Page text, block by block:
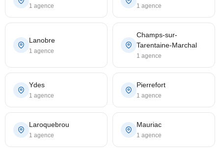
1 agence 1 agence
Lanobre
1 agence
Champs-sur-
Tarentaine-Marchal
1 agence
Ydes
1 agence
Pierrefort
1 agence
Laroquebrou
1 agence
Mauriac
1 agence